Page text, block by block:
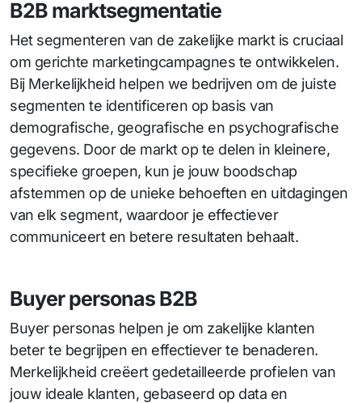
B2B marktsegmentatie
Het segmenteren van de zakelijke markt is cruciaal
om gerichte marketingcampagnes te ontwikkelen.
Bij Merkelijkheid helpen we bedrijven om de juiste
segmenten te identificeren op basis van
demografische, geografische en psychografische
gegevens. Door de markt op te delen in kleinere,
specifieke groepen, kun je jouw boodschap
afstemmen op de unieke behoeften en uitdagingen
van elk segment, waardoor je effectiever
communiceert en betere resultaten behaalt.
Buyer personas B2B
Buyer personas helpen je om zakelijke klanten
beter te begrijpen en effectiever te benaderen.
Merkelijkheid creëert gedetailleerde profielen van
jouw ideale klanten, gebaseerd op data en